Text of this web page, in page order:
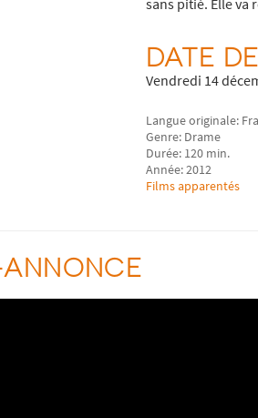
sans pitié. Elle va
DATE
Vendredi 14
Langue originale:
Genre: Drame
Durée: 120 min.
Année: 2012
Films apparentés